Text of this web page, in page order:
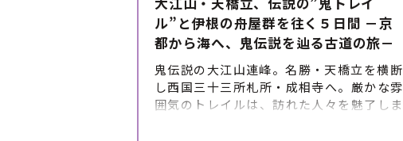
ル”と伊根の舟屋群を往く５日間 －京
都から海へ、鬼伝説を辿る古道の旅－
鬼伝説の大江山連峰。名勝・天橋立を横断
し西国三十三所札所・成相寺へ。厳かな雰
囲気のトレイルは、訪れた人々を魅了しま